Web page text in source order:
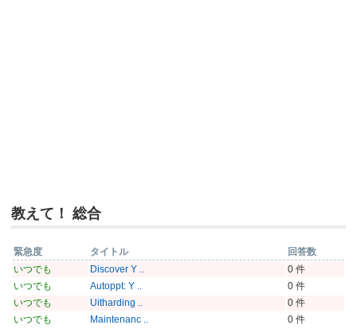
教えて！ 総合
緊急度 タイトル
回答数
いつでも
Discover Y ..
0 件
いつでも
Autoppt: Y ..
0 件
いつでも
Uitharding ..
0 件
いつでも
Maintenanc ..
0 件